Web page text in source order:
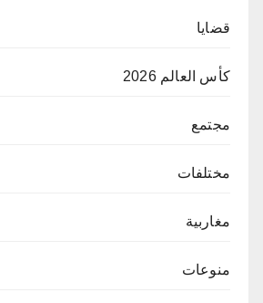
قضايا
كأس العالم 2026
مجتمع
مختلفات
مغاربية
منوعات